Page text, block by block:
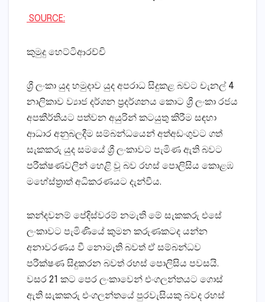
SOURCE:
කුමුදු හෙට්ටිආරච්චි
ශ්‍රී ලංකා යුද හමුදාව යුද අපරාධ සිදුකළ බවට චැනල් 4
නාලිකාව ව්‍යාජ දර්ශන ප්‍රදර්ශනය කොට ශ්‍රී ලංකා රජය
අපකීර්තියට පත්වන අයුරින් කටයුතු කිරීම සඳහා
ආධාර අනුබලදීම සම්බන්ධයෙන් අත්අඩංගුවට ගත්
සැකකරු යුද සමයේ ශ්‍රී ලංකාවට පැමිණ ඇති බවට
පරීක්ෂණවලින් හෙළි වූ බව රහස් පොලිසිය කොළඹ
මහේස්ත්‍රාත් අධිකරණයට දැන්වීය.
කන්දවනම් පේදිස්වරම් නමැති මේ සැකකරු එසේ
ලංකාවට පැමිණියේ කුමන කරුණකටද යන්න
අනාවරණය වී නොමැති බවත් ඒ සම්බන්ධව
පරීක්ෂණ සිදුකරන බවත් රහස් පොලිසිය පවසයි.
වසර 21 කට පෙර ලංකාවෙන් එංගලන්තයට ගොස්
ඇති සැකකරු එංගලන්තයේ පුරවැසියකු බවද රහස්